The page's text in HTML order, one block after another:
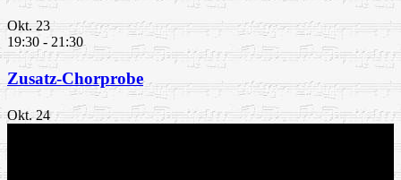
Okt.23
19:30 - 21:30
Zusatz-Chorprobe
Okt.24